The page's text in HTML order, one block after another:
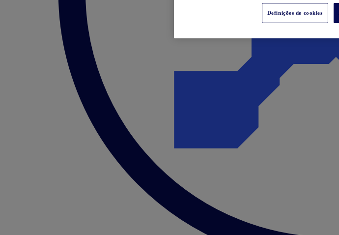
Definições de cookies